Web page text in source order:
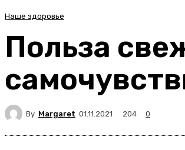
Наше здоровье
Польза
By Margaret 01.11.2021 204 0